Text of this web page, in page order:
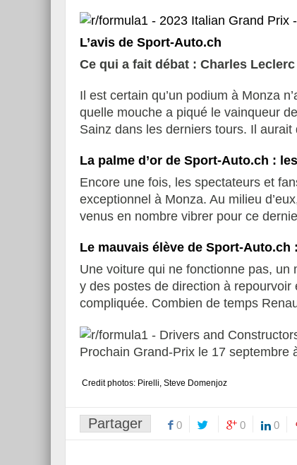
L’avis de Sport-Auto.ch
Ce qui a fait débat : Charles Leclerc
Il est certain qu’un podium à Monza
quelle mouche a piqué le vainqueur
Sainz dans les derniers tours. Il
La palme d’or de Sport-Auto.ch :
Encore une fois, les spectateurs et
exceptionnel à Monza. Au milieu
venus en nombre vibrer pour ce
Le mauvais élève de Sport-Auto.ch
Une voiture qui ne fonctionne pas,
y des postes de direction à
compliquée. Combien de temps
Prochain Grand-Prix le 17 septembre
Credit photos: Pirelli, Steve Domenjoz
Partager 0 0 0